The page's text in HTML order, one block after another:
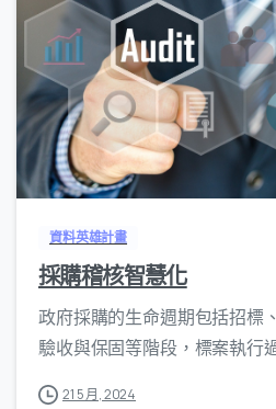
資料英雄計畫
採購稽核智慧化
政府採購的生命週期包括招標
驗收與保固等階段，標案執行
21 5 月, 2024